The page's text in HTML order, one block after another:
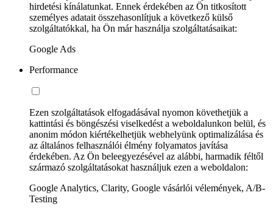
hirdetési kínálatunkat. Ennek érdekében az Ön titkosított
személyes adatait összehasonlítjuk a következő külső
szolgáltatókkal, ha Ön már használja szolgáltatásaikat:
Google Ads
Performance
Ezen szolgáltatások elfogadásával nyomon követhetjük a
kattintási és böngészési viselkedést a weboldalunkon belül, és
anonim módon kiértékelhetjük webhelyünk optimalizálása és
az általános felhasználói élmény folyamatos javítása
érdekében. Az Ön beleegyezésével az alábbi, harmadik féltől
származó szolgáltatásokat használjuk ezen a weboldalon:
Google Analytics, Clarity, Google vásárlói vélemények, A/B-
Testing